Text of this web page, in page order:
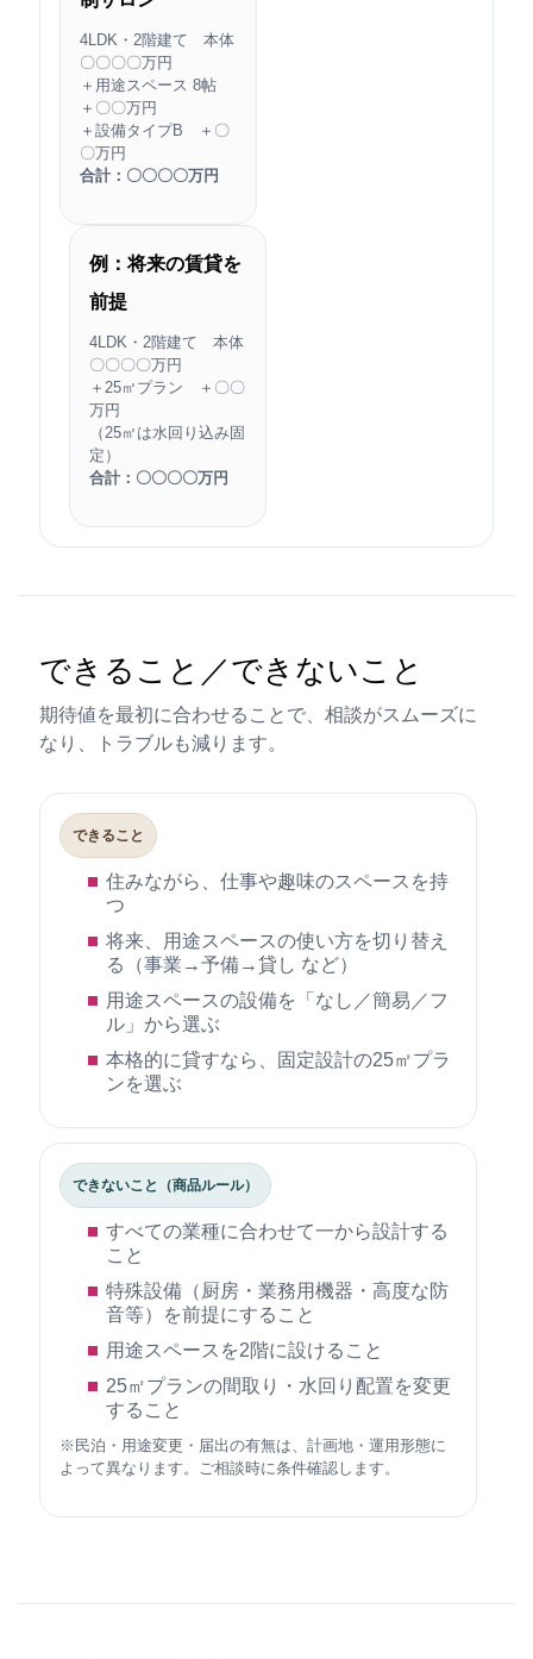
4LDK・2階建て 本体
〇〇〇〇万円
＋用途スペース 8帖
＋〇〇万円
＋設備タイプB ＋〇
〇万円
合計：〇〇〇〇万円
例：将来の賃貸を
前提
4LDK・2階建て 本体
〇〇〇〇万円
＋25㎡プラン ＋〇〇
万円
（25㎡は水回り込み固
定）
合計：〇〇〇〇万円
できること／できないこと
期待値を最初に合わせることで、相談がスムーズに
なり、トラブルも減ります。
できること
住みながら、仕事や趣味のスペースを持
つ
将来、用途スペースの使い方を切り替え
る（事業→予備→貸し など）
用途スペースの設備を「なし／簡易／フ
ル」から選ぶ
本格的に貸すなら、固定設計の25㎡プラ
ンを選ぶ
できないこと（商品ルール）
すべての業種に合わせて一から設計する
こと
特殊設備（厨房・業務用機器・高度な防
音等）を前提にすること
用途スペースを2階に設けること
25㎡プランの間取り・水回り配置を変更
すること
※民泊・用途変更・届出の有無は、計画地・運用形態に
よって異なります。ご相談時に条件確認します。